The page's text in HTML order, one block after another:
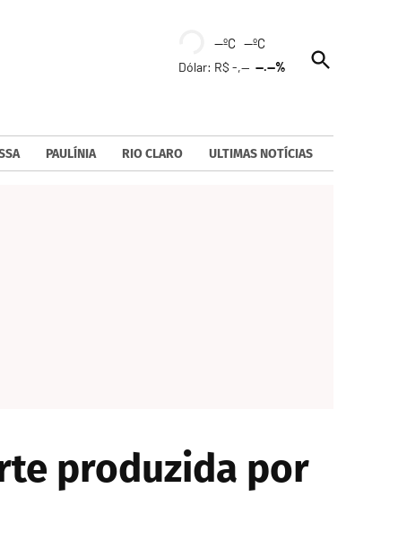
--ºC --ºC
Dólar: R$ -,----.--%
Open
Search
PAULÍNIA RIO CLARO ULTIMAS NOTÍCIAS
produzida por